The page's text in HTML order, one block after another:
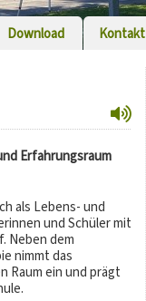
Download Kontakt
Erfahrungsraum
als Lebens- und
und Schüler mit
Neben dem
nimmt das
Raum ein und prägt